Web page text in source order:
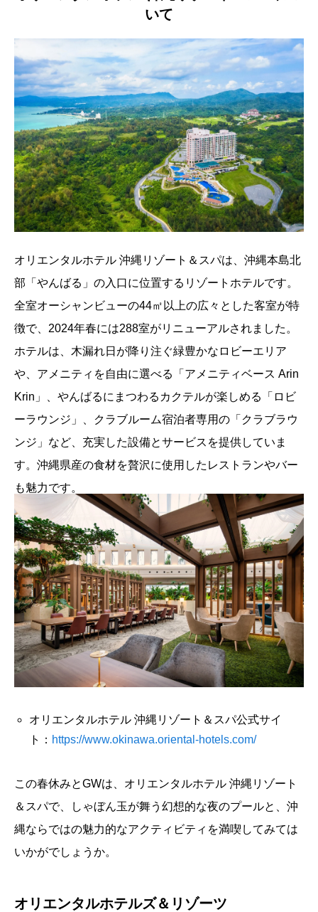
いて
オリエンタルホテル 沖縄リゾート＆スパは、沖縄本島北
部「やんばる」の入口に位置するリゾートホテルです。
全室オーシャンビューの44㎡以上の広々とした客室が特
徴で、2024年春には288室がリニューアルされました。
ホテルは、木漏れ日が降り注ぐ緑豊かなロビーエリア
や、アメニティを自由に選べる「アメニティベース Arin
Krin」、やんばるにまつわるカクテルが楽しめる「ロビ
ーラウンジ」、クラブルーム宿泊者専用の「クラブラウ
ンジ」など、充実した設備とサービスを提供していま
す。沖縄県産の食材を贅沢に使用したレストランやバー
も魅力です。
オリエンタルホテル 沖縄リゾート＆スパ公式サイ
ト： https://www.okinawa.oriental-hotels.com/
この春休みとGWは、オリエンタルホテル 沖縄リゾート
＆スパで、しゃぼん玉が舞う幻想的な夜のプールと、沖
縄ならではの魅力的なアクティビティを満喫してみては
いかがでしょうか。
オリエンタルホテルズ＆リゾーツ